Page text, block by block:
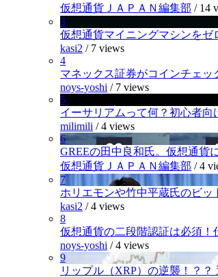
仮想通貨ＪＡＰＡＮ編集部 / 14
3
仮想通貨マイニングマシンをゼ
kasi2 / 7 views
4
マネックス証券がコインチェッ
noys-yoshi / 7 views
5
イーサリアムって何？初心者向
milimili /4 views
6
GREEの田中良和氏。仮想通貨
仮想通貨ＪＡＰＡＮ編集部 /4
7
ホリエモンや竹中平蔵氏のビッ
kasi2 /4 views
8
仮想通貨の二段階認証は必須！
noys-yoshi /4 views
9
リップル（XRP）の逆襲！？